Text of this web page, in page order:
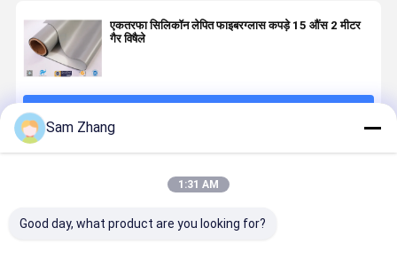
एकतरफा सिलिकॉन लेपित फाइबरग्लास कपड़े 15 औंस 2 मीटर
गैर विषैले
Sam Zhang
1:31 AM
Good day, what product are you looking for?